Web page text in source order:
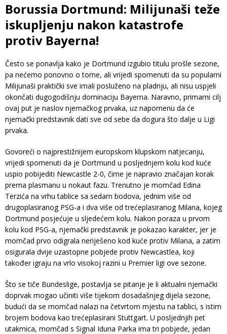
Borussia Dortmund: Milijunaši teže
iskupljenju nakon katastrofe
protiv Bayerna!
Često se ponavlja kako je Dortmund izgubio titulu prošle sezone,
pa nećemo ponovno o tome, ali vrijedi spomenuti da su popularni
Milijunaši praktički sve imali posluženo na pladnju, ali nisu uspjeli
okončati dugogodišnju dominaciju Bayerna. Naravno, primarni cilj
ovaj put je naslov njemačkog prvaka, uz napomenu da će
njemački predstavnik dati sve od sebe da dogura što dalje u Ligi
prvaka.
Govoreći o najprestižnijem europskom klupskom natjecanju,
vrijedi spomenuti da je Dortmund u posljednjem kolu kod kuće
uspio pobijediti Newcastle 2-0, čime je napravio značajan korak
prema plasmanu u nokaut fazu. Trenutno je momčad Edina
Terzića na vrhu tablice sa sedam bodova, jednim više od
drugoplasiranog PSG-a i dva više od trećeplasiranog Milana, kojeg
Dortmund posjećuje u sljedećem kolu. Nakon poraza u prvom
kolu kod PSG-a, njemački predstavnik je pokazao karakter, jer je
momčad prvo odigrala neriješeno kod kuće protiv Milana, a zatim
osigurala dvije uzastopne pobjede protiv Newcastlea, koji
također igraju na vrlo visokoj razini u Premier ligi ove sezone.
Što se tiče Bundeslige, postavlja se pitanje je li aktualni njemački
doprvak mogao učiniti više tijekom dosadašnjeg dijela sezone,
budući da se momčad nalazi na četvrtom mjestu na tablici, s istim
brojem bodova kao trećeplasirani Stuttgart. U posljednjih pet
utakmica, momčad s Signal Iduna Parka ima tri pobjede, jedan